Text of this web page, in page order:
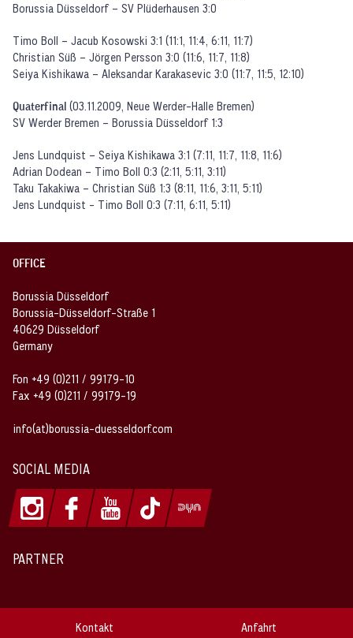
Borussia Düsseldorf – SV Plüderhausen 3:0
Timo Boll – Jacub Kosowski 3:1 (11:1, 11:4, 6:11, 11:7)
Christian Süß – Jörgen Persson 3:0 (11:6, 11:7, 11:8)
Seiya Kishikawa – Aleksandar Karakasevic 3:0 (11:7, 11:5, 12:10)
Quaterfinal (03.11.2009, Neue Werder-Halle Bremen)
SV Werder Bremen – Borussia Düsseldorf 1:3
Jens Lundquist – Seiya Kishikawa 3:1 (7:11, 11:7, 11:8, 11:6)
Adrian Dodean – Timo Boll 0:3 (2:11, 5:11, 3:11)
Taku Takakiwa – Christian Süß 1:3 (8:11, 11:6, 3:11, 5:11)
Jens Lundquist - Timo Boll 0:3 (7:11, 6:11, 5:11)
OFFICE
Borussia Düsseldorf
Borussia-Düsseldorf-Straße 1
40629 Düsseldorf
Germany
Fon +49 (0)211 / 99179-10
Fax +49 (0)211 / 99179-19
info(at)borussia-duesseldorf.com
SOCIAL MEDIA
PARTNER
Kontakt Anfahrt